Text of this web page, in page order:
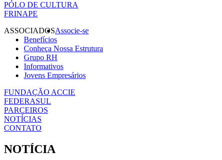
PÓLO DE CULTURA
FRINAPE
ASSOCIADOSAssocie-se
Benefícios
Conheça Nossa Estrutura
Grupo RH
Informativos
Jovens Empresários
FUNDAÇÃO ACCIE
FEDERASUL
PARCEIROS
NOTÍCIAS
CONTATO
NOTÍCIA